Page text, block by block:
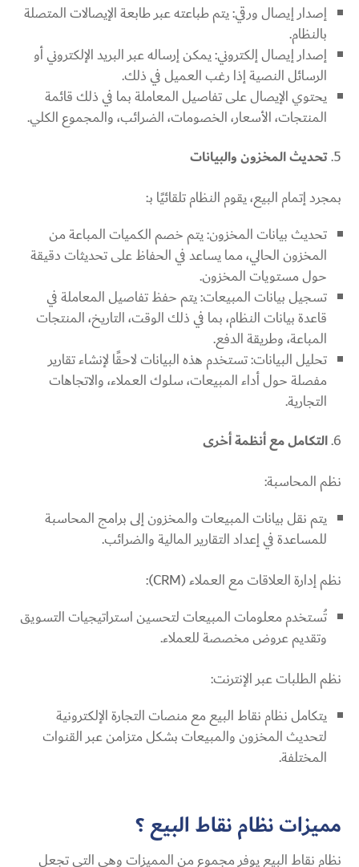
إصدار إيصال ورقي: يتم طباعته عبر طابعة الإيصالات المتصلة
بالنظام.
إصدار إيصال إلكتروني: يمكن إرساله عبر البريد الإلكتروني أو
الرسائل النصية إذا رغب العميل في ذلك.
يحتوي الإيصال على تفاصيل المعاملة بما في ذلك قائمة
المنتجات، الأسعار، الخصومات، الضرائب، والمجموع الكلي.
تحديث المخزون والبيانات
بمجرد إتمام البيع، يقوم النظام تلقائيًا بـ:
تحديث بيانات المخزون: يتم خصم الكميات المباعة من
المخزون الحالي، مما يساعد في الحفاظ على تحديثات دقيقة
حول مستويات المخزون.
تسجيل بيانات المبيعات: يتم حفظ تفاصيل المعاملة في
قاعدة بيانات النظام، بما في ذلك الوقت، التاريخ، المنتجات
المباعة، وطريقة الدفع.
تحليل البيانات: تستخدم هذه البيانات لاحقًا لإنشاء تقارير
مفصلة حول أداء المبيعات، سلوك العملاء، والاتجاهات
التجارية.
التكامل مع أنظمة أخرى
نظم المحاسبة:
يتم نقل بيانات المبيعات والمخزون إلى برامج المحاسبة
للمساعدة في إعداد التقارير المالية والضرائب.
نظم إدارة العلاقات مع العملاء (CRM):
تُستخدم معلومات المبيعات لتحسين استراتيجيات التسويق
وتقديم عروض مخصصة للعملاء.
نظم الطلبات عبر الإنترنت:
يتكامل نظام نقاط البيع مع منصات التجارة الإلكترونية
لتحديث المخزون والمبيعات بشكل متزامن عبر القنوات
المختلفة.
مميزات نظام نقاط البيع ؟
نظام نقاط البيع يوفر مجموع من المميزات وهي التي تجعل